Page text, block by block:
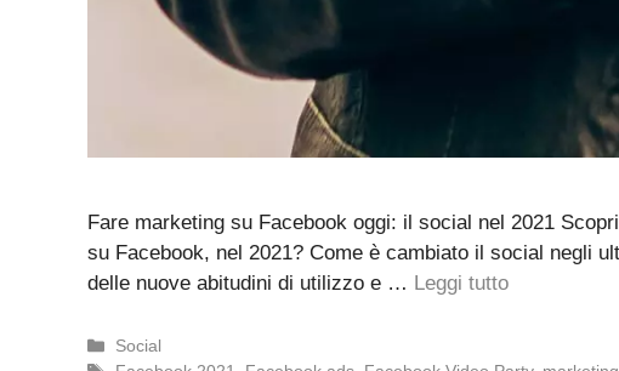
Fare marketing su Facebook oggi: il social nel 2021
su Facebook, nel 2021? Come è cambiato il social negli
delle nuove abitudini di utilizzo e … Leggi tutto
Categorie
Social